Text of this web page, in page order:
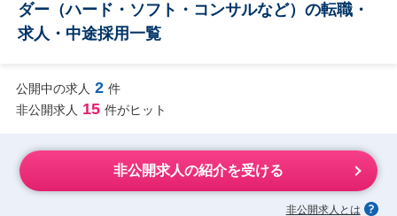
ダー（ハード・ソフト・コンサルなど）の転職・
求人・中途採用一覧
公開中の求人 2 件
非公開求人 15 件がヒット
非公開求人の紹介を受ける
非公開求人とは